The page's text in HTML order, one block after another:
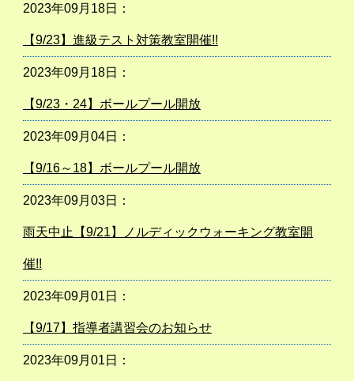
2023年09月18日：
【9/23】進級テスト対策教室開催!!
2023年09月18日：
【9/23・24】ボールプール開放
2023年09月04日：
【9/16～18】ボールプール開放
2023年09月03日：
雨天中止【9/21】ノルディックウォーキング教室開
催!!
2023年09月01日：
【9/17】指導者講習会のお知らせ
2023年09月01日：